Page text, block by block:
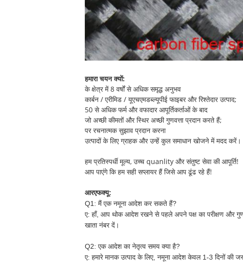
हमारा चयन क्यों:
के क्षेत्र में 8 वर्षों से अधिक समृद्ध अनुभव
कार्बन / एरीमिड / यूएचएमडब्ल्यूपीई फाइबर और रिश्तेदार उत्पाद;
50 से अधिक फर्म और वफादार आपूर्तिकर्ताओं के बाद
जो अच्छी कीमतों और स्थिर अच्छी गुणवत्ता प्रदान करते हैं;
पर रचनात्मक सुझाव प्रदान करना
उत्पादों के लिए ग्राहक और उन्हें कुल समाधान खोजने में मदद करें।
हम प्रतिस्पर्धी मूल्य, उच्च quanlity और संतुष्ट सेवा की आपूर्ति!
आप पाएंगे कि हम सही सप्लायर हैं जिसे आप ढूंढ रहे हैं!
आरएफक्यू:
Q1: मैं एक नमूना आदेश कर सकते हैं?
ए: हाँ, आप थोक आदेश रखने से पहले अपने पक्ष का परीक्षण और
खाता नंबर दें।
Q2: एक आदेश का नेतृत्व समय क्या है?
ए: हमारे मानक उत्पाद के लिए, नमूना आदेश केवल 1-3 दिनों की